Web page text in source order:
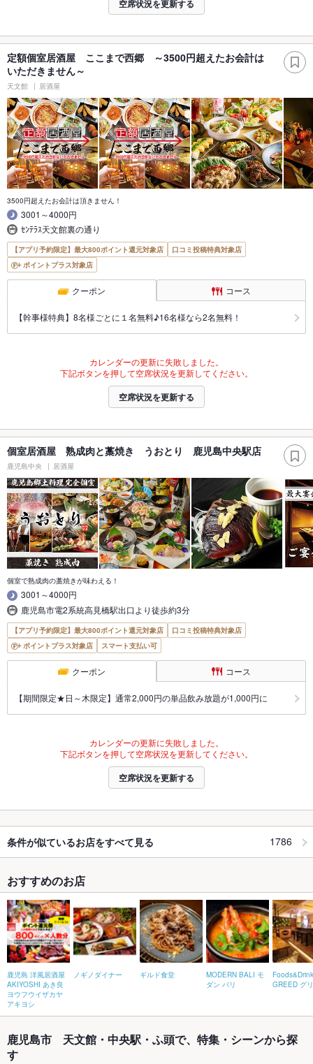
空席状況を更新する
定額個室居酒屋 ここまで西郷 ～3500円超えたお会計は
いただきません～
天文館 居酒屋
3500円超えたお会計は頂きません！
3001～4000円
ｾﾝﾃﾗｽ天文館裏の通り
【アプリ予約限定】最大800ポイント還元対象店
口コミ投稿特典対象店
ポイントプラス対象店
クーポン コース
【幹事様特典】8名様ごとに１名無料♪16名様なら2名無料！
カレンダーの更新に失敗しました。
下記ボタンを押して空席状況を更新してください。
空席状況を更新する
個室居酒屋 熟成肉と藁焼き うおとり 鹿児島中央駅店
鹿児島中央 居酒屋
個室で熟成肉の藁焼きが味わえる！
3001～4000円
鹿児島市電2系統高見橋駅出口より徒歩約3分
【アプリ予約限定】最大800ポイント還元対象店
口コミ投稿特典対象店
ポイントプラス対象店
スマート支払い可
クーポン コース
【期間限定★日～木限定】通常2,000円の単品飲み放題が1,000円に
カレンダーの更新に失敗しました。
下記ボタンを押して空席状況を更新してください。
空席状況を更新する
条件が似ているお店をすべて見る 1786
おすすめのお店
鹿児島 洋風居酒屋
AKIYOSHI あき良
ヨウフウイザカヤ
アキヨシ
ノギノダイナー ギルド食堂
MODERN BALI モ
ダン バリ
GREED グ
鹿児島市 天文館・中央駅・ふ頭で、特集・シーンから探
す